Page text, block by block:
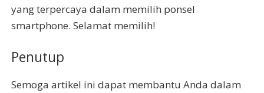
yang terpercaya dalam memilih ponsel
smartphone. Selamat memilih!
Penutup
Semoga artikel ini dapat membantu Anda dalam